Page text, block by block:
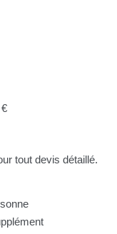
tout devis détaillé.